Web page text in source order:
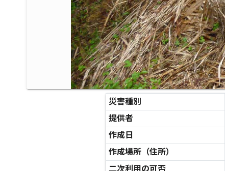
災害種別
提供者
作成日
作成場所（住所）
二次利用の可否